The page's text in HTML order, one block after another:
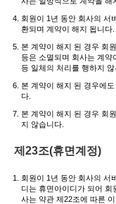
회원이 1년 동안 회사의 서
환되며 계약이 해지 됩니다.
본 계약이 해지 된 경우 회
등은 소멸되며 회사는 계약
등 일체의 처리를 행하지 않
본 계약이 해지 된 경우에
다.
본 계약이 해지 된 경우 회
지 않습니다.
제23조(휴면계정)
회원이 1년 동안 회사의 서
디는 휴면아이디가 되어 회
사는 약관 제22조에 따른